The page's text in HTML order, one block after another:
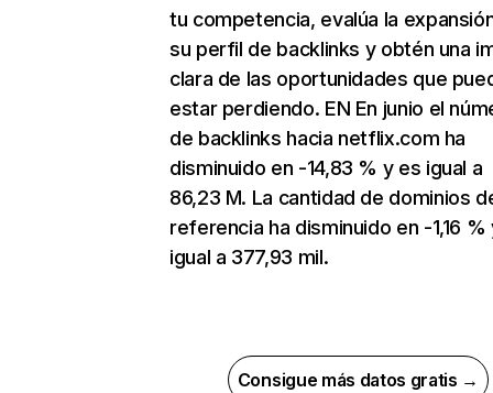
tu competencia, evalúa la
su perfil de backlinks y obtén una
clara de las oportunidades que
estar perdiendo. EN En junio el
de backlinks hacia netflix.com ha
disminuido en -14,83 % y es igual a
86,23 M. La cantidad de dominios
referencia ha disminuido en -1,16 %
igual a 377,93 mil.
Consigue más datos gratis →